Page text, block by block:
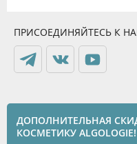
ПРИСОЕДИНЯЙТЕСЬ К
ДОПОЛНИТЕЛЬНАЯ
КОСМЕТИКУ ALGOLOGIE!